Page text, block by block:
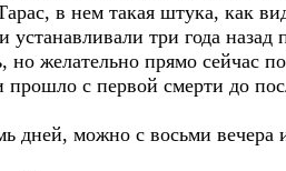
в нем такая штука, как
три года назад
желательно прямо сейчас
с первой смерти до
дней, можно с восьми